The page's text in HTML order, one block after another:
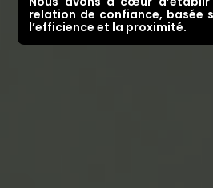
relation de confiance, basée
l’efficience et la proximité.